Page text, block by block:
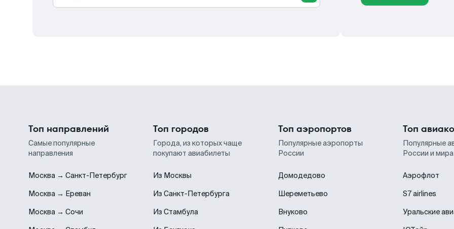
Топ направлений
Самые популярные
направления
Москва → Санкт-Петербург
Москва → Ереван
Москва → Сочи
Топ городов
Города, из которых чаще
покупают авиабилеты
Из Москвы
Из Санкт-Петербурга
Из Стамбула
Топ аэропортов
Популярные аэропорты
России
Домодедово
Шереметьево
Внуково
Топ
Популярные
России и мира
Аэрофлот
S7 airlines
Уральские